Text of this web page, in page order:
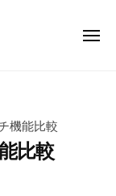
メ
機能比較
比較